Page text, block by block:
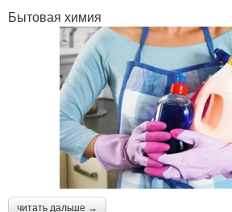
Бытовая химия
читать дальше →